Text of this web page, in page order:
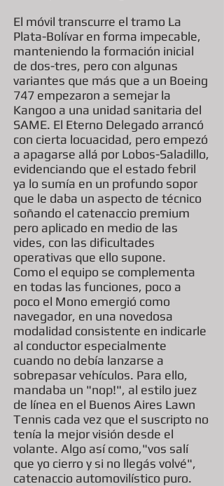
El móvil transcurre el tramo La
Plata-Bolívar en forma impecable,
manteniendo la formación inicial
de dos-tres, pero con algunas
variantes que más que a un Boeing
747 empezaron a semejar la
Kangoo a una unidad sanitaria del
SAME. El Eterno Delegado arrancó
con cierta locuacidad, pero empezó
a apagarse allá por Lobos-Saladillo,
evidenciando que el estado febril
ya lo sumía en un profundo sopor
que le daba un aspecto de técnico
soñando el catenaccio premium
pero aplicado en medio de las
vides, con las dificultades
operativas que ello supone.
Como el equipo se complementa
en todas las funciones, poco a
poco el Mono emergió como
navegador, en una novedosa
modalidad consistente en indicarle
al conductor especialmente
cuando no debía lanzarse a
sobrepasar vehículos. Para ello,
mandaba un "nop!", al estilo juez
de línea en el Buenos Aires Lawn
Tennis cada vez que el suscripto no
tenía la mejor visión desde el
volante. Algo así como,"vos salí
que yo cierro y si no llegás volvé",
catenaccio automovilístico puro.